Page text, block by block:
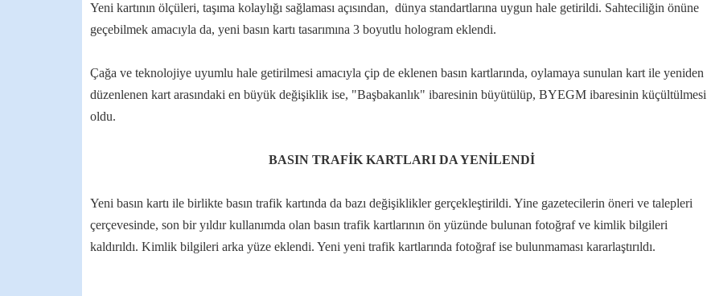
Yeni kartının ölçüleri, taşıma kolaylığı sağlaması açısından, dünya standartlarına uygun hale getirildi. Sahteciliğin önüne
geçebilmek amacıyla da, yeni basın kartı tasarımına 3 boyutlu hologram eklendi.
Çağa ve teknolojiye uyumlu hale getirilmesi amacıyla çip de eklenen basın kartlarında, oylamaya sunulan kart ile yeniden
düzenlenen kart arasındaki en büyük değişiklik ise, "Başbakanlık" ibaresinin büyütülüp, BYEGM ibaresinin küçültülmesi
oldu.
BASIN TRAFİK KARTLARI DA YENİLENDİ
Yeni basın kartı ile birlikte basın trafik kartında da bazı değişiklikler gerçekleştirildi. Yine gazetecilerin öneri ve talepleri
çerçevesinde, son bir yıldır kullanımda olan basın trafik kartlarının ön yüzünde bulunan fotoğraf ve kimlik bilgileri
kaldırıldı. Kimlik bilgileri arka yüze eklendi. Yeni yeni trafik kartlarında fotoğraf ise bulunmaması kararlaştırıldı.